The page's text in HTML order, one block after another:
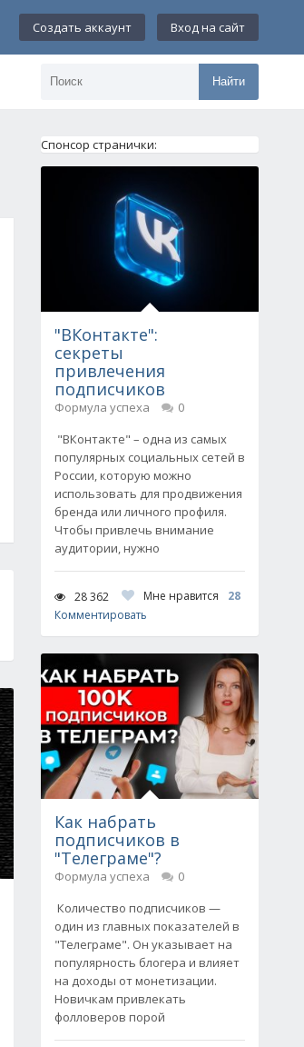
Создать аккаунт Вход на сайт
Найти
Спонсор странички:
"ВКонтакте":
секреты
привлечения
подписчиков
Формула успеха
0
"ВКонтакте" – одна из самых
популярных социальных сетей в
России, которую можно
использовать для продвижения
бренда или личного профиля.
Чтобы привлечь внимание
аудитории, нужно
28 362 Мне нравится
28
Комментировать
Как набрать
подписчиков в
"Телеграме"?
Формула успеха
0
Количество подписчиков —
один из главных показателей в
"Телеграме". Он указывает на
популярность блогера и влияет
на доходы от монетизации.
Новичкам привлекать
фолловеров порой